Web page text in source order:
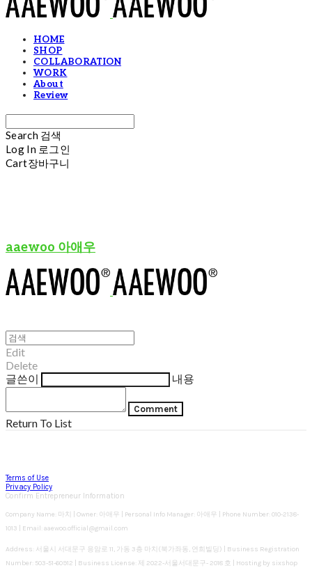
HOME
SHOP
COLLABORATION
WORK
About
Review
Search 검색
Log In 로그인
Cart장바구니
aaewoo 아애우
Edit
Delete
글쓴이
내용
Comment
Return To List
Terms of Use
Privacy Policy
Confirm Entrepreneur Information
Company Name: 마치 | Owner: 아애우 | Personal Info Manager: 아애우 | Phone Number: 010-2138-
1013 | Email: aaewoo.official@gmail.com
Address: 서울시 서대문구 응암로 11, 가동 3층 마치(북가좌동, 연희빌딩) | Business Registration
Number: 503-51-60912 | Business License: 제 2022-서울서대문구- 2018 호 | Hosting by sixshop